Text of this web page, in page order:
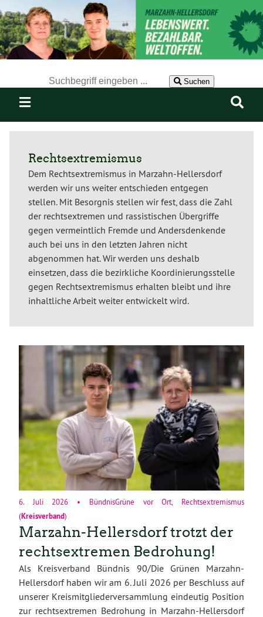
Suchen
Rechtsextremismus
Dem Rechtsextremismus in Marzahn-Hellersdorf
werden wir uns weiter entschieden entgegen
stellen. Mit Besorgnis stellen wir fest, dass die Zahl
der rechtsextremen und rassistischen Übergriffe
gegen vermeintlich Fremde und Andersdenkende
auch bei uns in den letzten Jahren nicht
abgenommen hat. Wir werden uns deshalb
einsetzen, dass die bezirkliche Koordinierungsstelle
gegen Rechtsextremismus erhalten bleibt und ihre
inhaltliche Arbeit weiter entwickelt wird.
6. Juli 2026 • BündnisGrüne vor Ort
Rechtsextremismus
(Kreisverband)
Marzahn-Hellersdorf trotzt der
rechtsextremen Bedrohung!
Als Kreisverband Bündnis 90/Die Grünen Marzahn-
Hellersdorf haben wir am 6. Juli 2026 per Beschluss auf
unserer Kreismitgliederversammlung eindeutig Position
zur rechtsextremen Bedrohung in Marzahn-Hellersdorf